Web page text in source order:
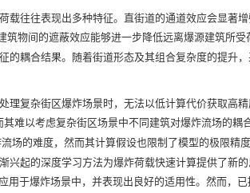
载往往表现出多种特征。直街道的通道效应会显著
筑物间的遮蔽效应能够进一步降低远离爆源建筑所受
的耦合结果。随着街道形态及其组合复杂度的提升
理复杂街区爆炸场景时，无法以低计算代价获取高
难以考虑复杂街区场景中不同建筑对爆炸流场的耦
场的难度，然而其计算假设也限制了模型的极限精
兴起的深度学习方法为爆炸荷载快速计算提供了新
用于爆炸场景中，并表现出良好的适用性。然而，